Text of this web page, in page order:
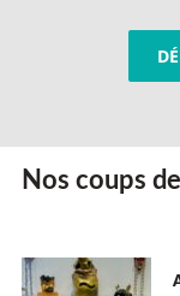
Nos coups